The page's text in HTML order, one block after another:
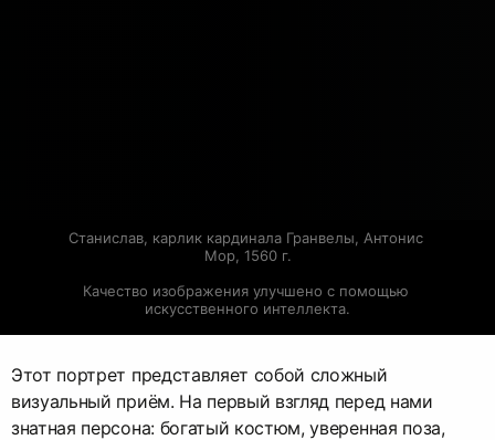
Станислав, карлик кардинала Гранвелы, Антонис
Мор, 1560 г.
Качество изображения улучшено с помощью
искусственного интеллекта.
Этот портрет представляет собой сложный
визуальный приём. На первый взгляд перед нами
знатная персона: богатый костюм, уверенная поза,